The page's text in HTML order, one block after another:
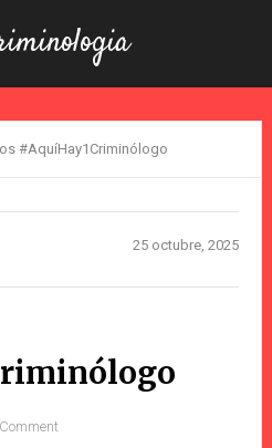
#AquíHay1Criminólogo
25 octubre, 2025